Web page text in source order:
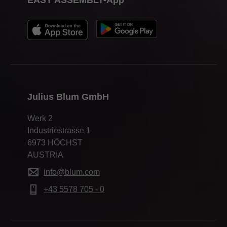
Julius Blum GmbH
Werk 2
Industriestrasse 1
6973 HÖCHST
AUSTRIA
info@blum.com
+43 5578 705 - 0